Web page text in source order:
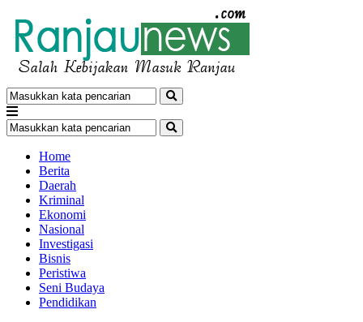
Home
Berita
Daerah
Kriminal
Ekonomi
Nasional
Investigasi
Bisnis
Peristiwa
Seni Budaya
Pendidikan